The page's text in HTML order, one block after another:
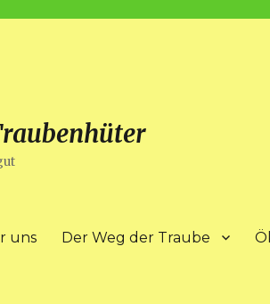
uns Der Weg der Traube